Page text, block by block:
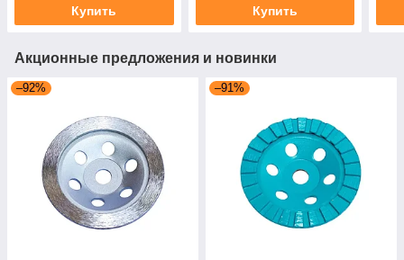
Купить Купить
Акционные предложения и новинки
–92% –91%